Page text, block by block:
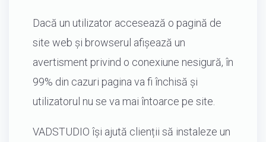
Dacă un utilizator accesează o pagină de
site web și browserul afișează un
avertisment privind o conexiune nesigură, în
99% din cazuri pagina va fi închisă și
utilizatorul nu se va mai întoarce pe site.
VADSTUDIO își ajută clienții să instaleze un